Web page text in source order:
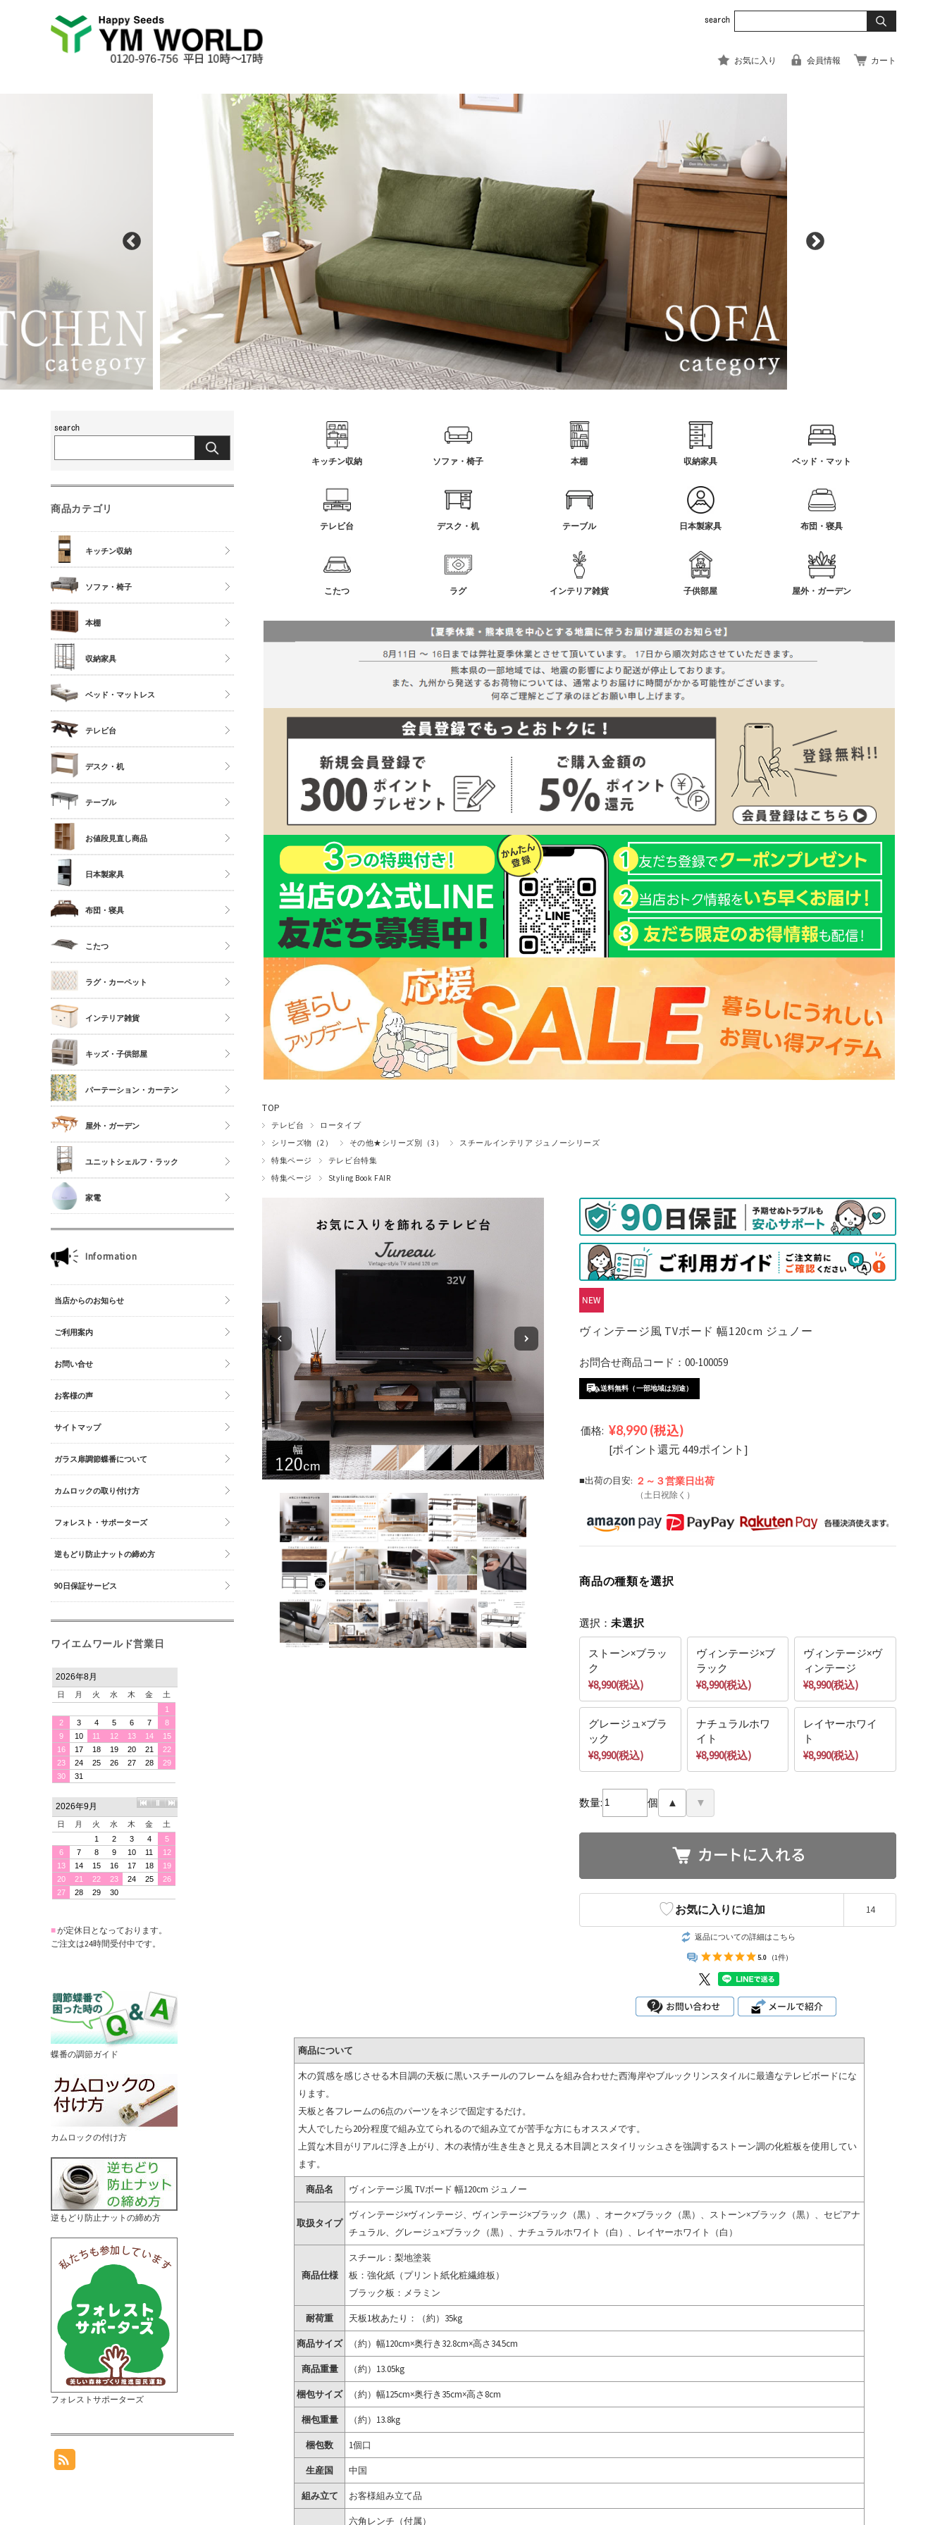
お気に入り 会員情報 カート
キッチン収納 ソファ・椅子 本棚 収納家具 ベッド・マット
テレビ台 デスク・机 テーブル 日本製家具 布団・寝具
こたつ ラグ インテリア雑貨 子供部屋 屋外・ガーデン
TOP
テレビ台
ロータイプ
シリーズ物（2）
その他★シリーズ別（3）
スチールインテリア ジュノーシリーズ
特集ページ
テレビ台特集
特集ページ
Styling Book FAIR
ヴィンテージ風 TVボード 幅120cm ジュノー
お問合せ商品コード：00-100059
送料無料（一部地域は別途）
価格: ¥8,990 (税込)
[ポイント還元 449ポイント]
■出荷の目安: ２～３営業日出荷
（土日祝除く）
商品の種類を選択
選択： 未選択
ストーン×ブラッ
ク
¥8,990(税込)
ヴィンテージ×ブ
ラック
¥8,990(税込)
ヴィンテージ×ヴ
ィンテージ
¥8,990(税込)
グレージュ×ブラ
ック
¥8,990(税込)
ナチュラルホワ
イト
¥8,990(税込)
レイヤーホワイ
ト
¥8,990(税込)
数量: 個 ▲ ▼
♡お気に入りに追加 14
返品についての詳細はこちら
5.0 (1件)
商品について
木の質感を感じさせる木目調の天板に黒いスチールのフレームを組み合わせた西海岸やブルックリンスタイルに最適なテレビボードにな
ります。
天板と各フレームの6点のパーツをネジで固定するだけ。
大人でしたら20分程度で組み立てられるので組み立てが苦手な方にもオススメです。
上質な木目がリアルに浮き上がり、木の表情が生き生きと見える木目調とスタイリッシュさを強調するストーン調の化粧板を使用してい
ます。
商品名 ヴィンテージ風 TVボード 幅120cm ジュノー
取扱タイプ
ヴィンテージ×ヴィンテージ、ヴィンテージ×ブラック（黒）、オーク×ブラック（黒）、ストーン×ブラック（黒）、セピアナ
チュラル、グレージュ×ブラック（黒）、ナチュラルホワイト（白）、レイヤーホワイト（白）
商品仕様
スチール：梨地塗装
板：強化紙（プリント紙化粧繊維板）
ブラック板：メラミン
耐荷重 天板1枚あたり：（約）35kg
商品サイズ （約）幅120cm×奥行き32.8cm×高さ34.5cm
商品重量 （約）13.05kg
梱包サイズ （約）幅125cm×奥行き35cm×高さ8cm
梱包重量 （約）13.8kg
梱包数 1個口
生産国 中国
組み立て お客様組み立て品
六角レンチ（付属）
商品カテゴリ
キッチン収納
食器棚
レンジ台
キッチンカウンター
ストッカー
ソファ・椅子
チェア
ソファ
座椅子
本棚
ミドルタイプ
ディスプレイラック
収納家具
タンス・チェスト
サニタリー
多目的収納
ベッド・マットレス
マットレス単品
シングル
セミダブル
テレビ台
ロータイプ
伸縮・変形・コーナー
デスク・机
デスク
サイドチェスト
テーブル
センターテーブル
サイドテーブル
お値段見直し商品
日本製家具
布団・寝具
シングル
セミダブル
ダブル以上
夏物布団
冬物布団
枕・抱き枕
マットレス単品
こたつ
こたつ
こたつ布団
ラグ・カーペット
正方形
長方形
円形
キッチンマット
玄関マット
インテリア雑貨
アクセサリーケース
照明・ライト
コスメボックス
収納雑貨
玄関雑貨
キッチン雑貨
ミラー・ドレッサー
本立て・マガジンラック
時計
バッグ
財布
キッズ・子供部屋
パーテーション・カーテン
カーテン・ブラインド
屋外・ガーデン
ユニットシェルフ・ラック
ユニットシェルフWiLLシリーズ
ジュリオシリーズ
家電
Information
当店からのお知らせ
ご利用案内
お問い合せ
お客様の声
サイトマップ
ガラス扉調節蝶番について
カムロックの取り付け方
フォレスト・サポーターズ
逆もどり防止ナットの締め方
90日保証サービス
ワイエムワールド営業日
■が定休日となっております。
ご注文は24時間受付中です。
蝶番の調節ガイド
カムロックの付け方
逆もどり防止ナットの締め方
フォレストサポーターズ